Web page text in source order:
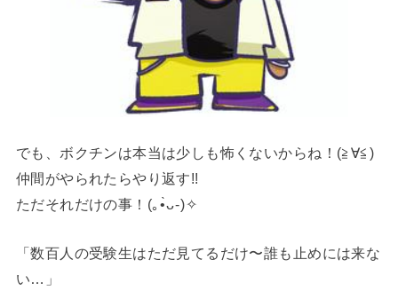
でも、ボクチンは本当は少しも怖くないからね！(≧∀≦)
仲間がやられたらやり返す!!
ただそれだけの事！(⁠｡⁠•̀⁠ᴗ⁠-⁠)⁠✧
「数百人の受験生はただ見てるだけ〜誰も止めには来な
い…」